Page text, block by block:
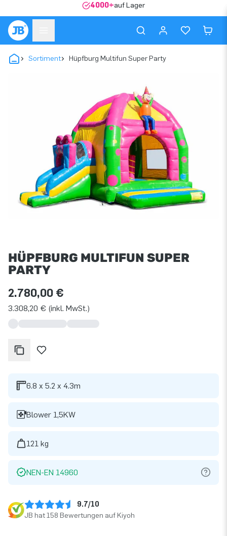
4000+auf Lager
Sortiment Hüpfburg Multifun Super Party
HÜPFBURG MULTIFUN SUPER
PARTY
2.780,00 €
3.308,20 € (inkl. MwSt.)
6.8 x 5.2 x 4.3m
Blower 1,5KW
121 kg
NEN-EN 14960
9.7/10
JB hat 158 Bewertungen auf Kiyoh